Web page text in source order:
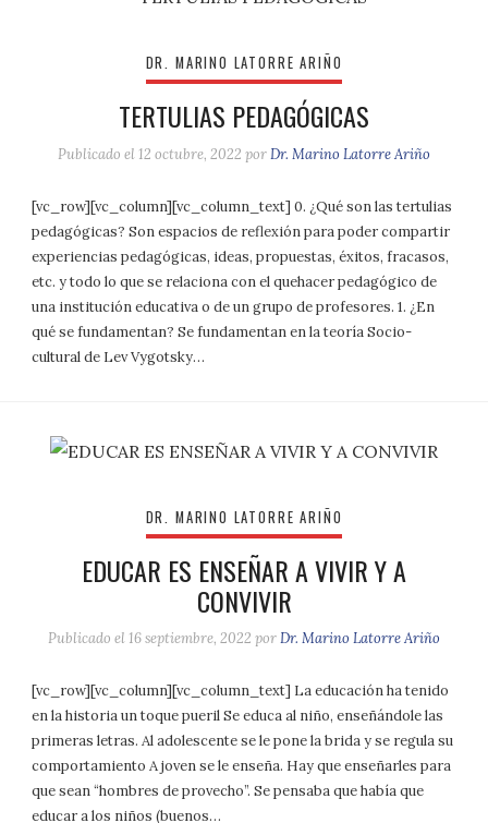
DR. MARINO LATORRE ARIÑO
TERTULIAS PEDAGÓGICAS
Publicado el 12 octubre, 2022 porDr. Marino Latorre Ariño
[vc_row][vc_column][vc_column_text] 0. ¿Qué son las tertulias
pedagógicas? Son espacios de reflexión para poder compartir
experiencias pedagógicas, ideas, propuestas, éxitos, fracasos,
etc. y todo lo que se relaciona con el quehacer pedagógico de
una institución educativa o de un grupo de profesores. 1. ¿En
qué se fundamentan? Se fundamentan en la teoría Socio-
cultural de Lev Vygotsky…
DR. MARINO LATORRE ARIÑO
EDUCAR ES ENSEÑAR A VIVIR Y A
CONVIVIR
Publicado el 16 septiembre, 2022 porDr. Marino Latorre Ariño
[vc_row][vc_column][vc_column_text] La educación ha tenido
en la historia un toque pueril Se educa al niño, enseñándole las
primeras letras. Al adolescente se le pone la brida y se regula su
comportamiento A joven se le enseña. Hay que enseñarles para
que sean “hombres de provecho”. Se pensaba que había que
educar a los niños (buenos…